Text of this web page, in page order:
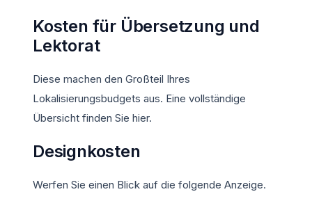
Kosten für Übersetzung und
Lektorat
Diese machen den Großteil Ihres
Lokalisierungsbudgets aus. Eine vollständige
Übersicht finden Sie hier.
Designkosten
Werfen Sie einen Blick auf die folgende Anzeige.